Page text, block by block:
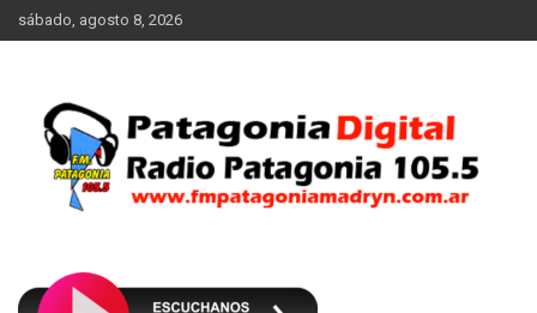
Saltar
al
sábado, agosto 8, 2026
FM Patagonia Madryn